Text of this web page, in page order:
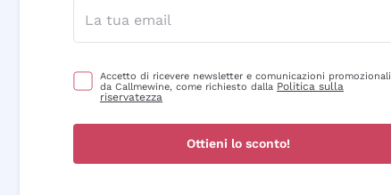
Accetto di ricevere newsletter e comunicazioni promozionali
da Callmewine, come richiesto dalla Politica sulla
riservatezza
Ottieni lo sconto!